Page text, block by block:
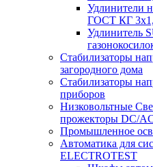
Удлинители
ГОСТ КГ
Удлинитель
Стабилизаторы
загородного дома
Стабилизаторы
приборов
Низковольтные
прожекторы DC/
Промышленное
Автоматика для
ELECTROTEST